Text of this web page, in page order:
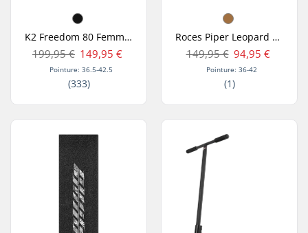
K2 Freedom 80 Femmes Rollers
199,95 € 149,95 €
Pointure: 36.5-42.5
(333)
Roces Piper Leopard Patins à Roulettes
149,95 € 94,95 €
Pointure: 36-42
(1)